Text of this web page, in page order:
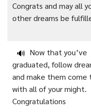
Congrats and may all
other dreams be
🔊 Now that you’ve
graduated, follow
and make them come
with all of your might.
Congratulations